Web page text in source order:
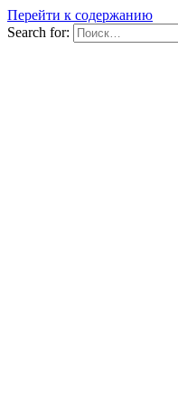
Перейти к содержанию
Search for: